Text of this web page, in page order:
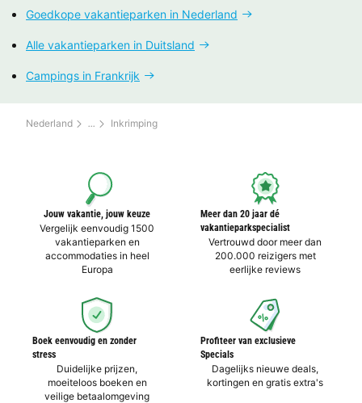
Goedkope vakantieparken in Nederland
Alle vakantieparken in Duitsland
Campings in Frankrijk
Nederland Inkrimping
Jouw vakantie, jouw keuze
Vergelijk eenvoudig 1500
vakantieparken en
accommodaties in heel
Europa
Meer dan 20 jaar dé
vakantieparkspecialist
Vertrouwd door meer dan
200.000 reizigers met
eerlijke reviews
Boek eenvoudig en zonder
stress
Duidelijke prijzen,
moeiteloos boeken en
veilige betaalomgeving
Profiteer van exclusieve
Specials
Dagelijks nieuwe deals,
kortingen en gratis extra's